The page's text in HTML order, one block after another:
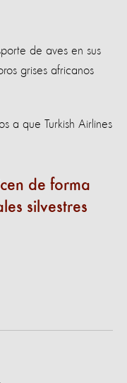
de aves en sus
grises africanos
a que Turkish Airlines
de forma
silvestres